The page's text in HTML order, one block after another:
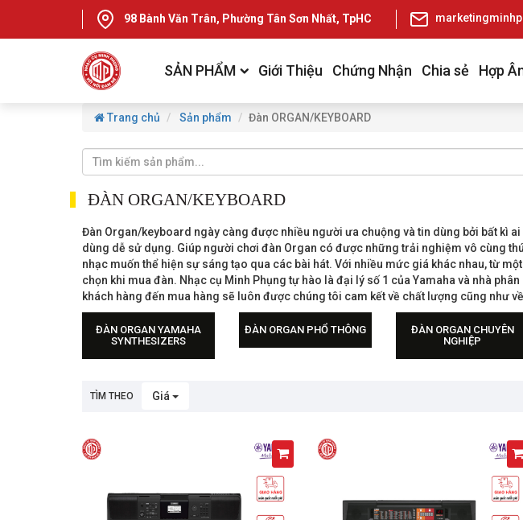
98 Bành Văn Trân, Phường Tân Sơn Nhất, TpHCM
SẢN PHẨM Giới Thiệu Chứng Nhận Chia sẻ Hợp
Trang chủ Sản phẩm Đàn ORGAN/KEYBOARD
ĐÀN ORGAN/KEYBOARD
Đàn Organ/keyboard ngày càng được nhiều người ưa chuộng và tin dùng bởi bất kì
dùng dễ sử dụng. Giúp người chơi đàn Organ có được những trải nghiệm vô cùng
nhạc muốn thể hiện sự sáng tạo qua các bài hát. Với nhiều mức giá khác nhau, từ
chọn khi mua đàn. Nhạc cụ Minh Phụng tự hào là đại lý số 1 của Yamaha và nhà
khách hàng đến mua hàng sẽ luôn được chúng tôi cam kết về chất lượng cũng như
ĐÀN ORGAN YAMAHA
SYNTHESIZERS
ĐÀN ORGAN PHỔ THÔNG
ĐÀN ORGAN CHUYÊN
NGHIỆP
Đàn Organ chuyên nghiệp
TÌM THEO Giá